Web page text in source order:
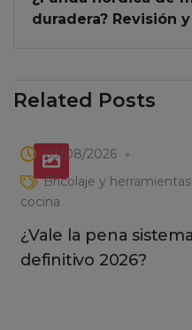
duradera? Revisión
Related Posts
03/08/2026
Bricolaje y herramientas
cocina
¿Vale la pena
definitivo 2026?